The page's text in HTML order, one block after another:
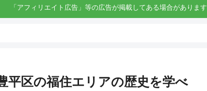
「アフィリエイト広告」等の広告が掲載してある場合があります
平区の福住エリアの歴史を学べ